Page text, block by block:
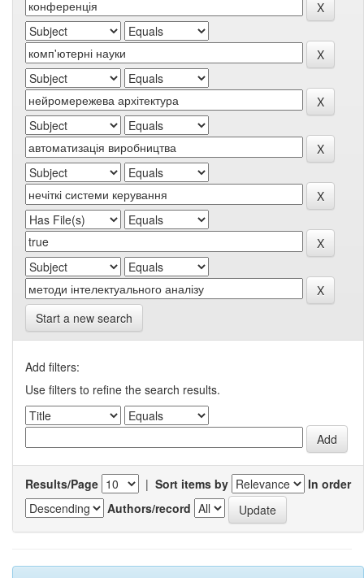
Start a new search
Add filters:
Use filters to refine the search results.
Results/Page | Sort items by
In order
Authors/record